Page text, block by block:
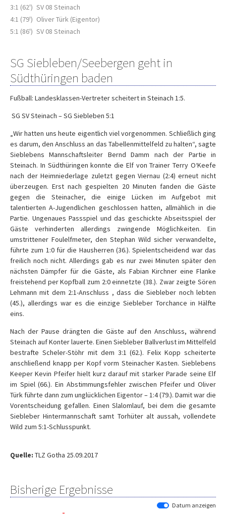
3:1 (62') SV 08 Steinach
4:1 (79') Oliver Türk (Eigentor)
5:1 (86') SV 08 Steinach
SG Siebleben/Seebergen geht in
Südthüringen baden
Fußball: Landesklassen-Vertreter scheitert in Steinach 1:5.
SG SVSteinach – SG Siebleben 5:1
„Wir hatten unsheute eigentlich viel vorgenommen. Schließlich ging
es darum, den Anschluss an das Tabellenmittelfeld zu halten“, sagte
Sieblebens Mannschaftsleiter Bernd Damm nach der Partie in
Steinach. In Südthüringen konnte die Elf von Trainer Terry O‘Keefe
nach der Heimniederlage zuletzt gegenViernau (2:4) erneut nicht
überzeugen. Erst nach gespielten 20 Minuten fanden die Gäste
gegen die Steinacher, die einige Lücken im Aufgebot mit
talentierten A-Jugendlichen geschlossen hatten, allmählich in die
Partie. Ungenaues Passspiel und das geschickte Abseitsspiel der
Gäste verhinderten allerdings zwingende Möglichkeiten. Ein
umstrittener Foulelfmeter, den Stephan Wild sicher verwandelte,
führte zum 1:0 für die Hausherren (36.). Spielentscheidend war das
freilich noch nicht. Allerdings gab es nur zwei Minuten später den
nächsten Dämpfer für die Gäste, als Fabian Kirchner eine Flanke
freistehend per Kopfball zum 2:0 einnetzte (38.). Zwar zeigte Sören
Lehmann mit dem 2:1-Anschluss , dass die Siebleber noch lebten
(45.), allerdings war es die einzige Siebleber Torchance in Hälfte
eins.
Nach der Pause drängten die Gäste auf den Anschluss, während
Steinach auf Konter lauerte. Einen Siebleber Ballverlust im Mittelfeld
bestrafte Scheler-Stöhr mit dem 3:1 (62.). FelixKopp scheiterte
anschließend knapp per Kopf vorm Steinacher Kasten. Sieblebens
Keeper Kevin Pfeifer hielt kurz darauf mit starker Parade seine Elf
im Spiel (66.). Ein Abstimmungsfehler zwischen Pfeifer und Oliver
Türk führte dann zum unglücklichen Eigentor – 1:4 (79.). Damit war die
Vorentscheidung gefallen. Einen Slalomlauf, bei dem die gesamte
Siebleber Hintermannschaft samt Torhüter alt aussah, vollendete
Wild zum 5:1-Schlusspunkt.
Quelle: TLZ Gotha 25.09.2017
Bisherige Ergebnisse
Datum anzeigen